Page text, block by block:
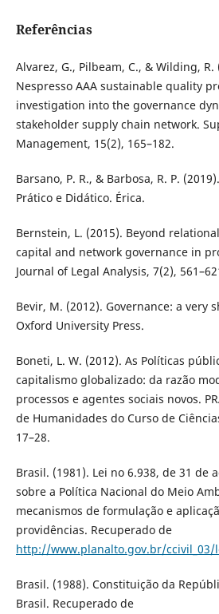
Referências
Alvarez, G., Pilbeam, C., & Wilding, R.
Nespresso AAA sustainable quality
investigation into the governance
stakeholder supply chain network.
Management, 15(2), 165–182.
Barsano, P. R., & Barbosa, R. P.
Prático e Didático. Érica.
Bernstein, L. (2015). Beyond
capital and network governance in
Journal of Legal Analysis, 7(2),
Bevir, M. (2012). Governance: a very
Oxford University Press.
Boneti, L. W. (2012). As Políticas
capitalismo globalizado: da razão
processos e agentes sociais novos.
de Humanidades do Curso de
17–28.
Brasil. (1981). Lei no 6.938, de 31 de
sobre a Política Nacional do Meio
mecanismos de formulação e
providências. Recuperado de
http://www.planalto.gov.br/ccivil_03/
Brasil. (1988). Constituição da
Brasil. Recuperado de